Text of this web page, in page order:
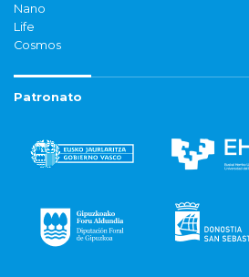
Nano
Life
Cosmos
Patronato